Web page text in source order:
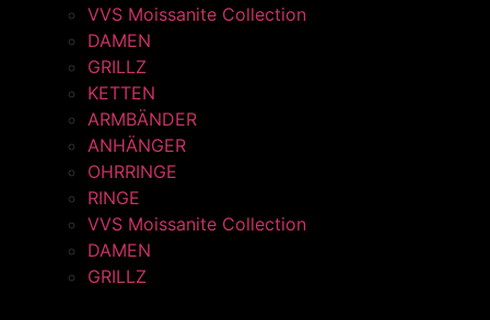
VVS Moissanite Collection
DAMEN
GRILLZ
KETTEN
ARMBÄNDER
ANHÄNGER
OHRRINGE
RINGE
VVS Moissanite Collection
DAMEN
GRILLZ